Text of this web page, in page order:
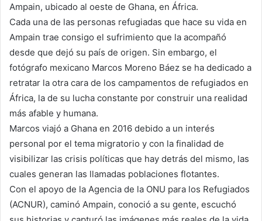
Ampain, ubicado al oeste de Ghana, en África.
Cada una de las personas refugiadas que hace su vida en
Ampain trae consigo el sufrimiento que la acompañó
desde que dejó su país de origen. Sin embargo, el
fotógrafo mexicano Marcos Moreno Báez se ha dedicado a
retratar la otra cara de los campamentos de refugiados en
África, la de su lucha constante por construir una realidad
más afable y humana.
Marcos viajó a Ghana en 2016 debido a un interés
personal por el tema migratorio y con la finalidad de
visibilizar las crisis políticas que hay detrás del mismo, las
cuales generan las llamadas poblaciones flotantes.
Con el apoyo de la Agencia de la ONU para los Refugiados
(ACNUR), caminó Ampain, conoció a su gente, escuchó